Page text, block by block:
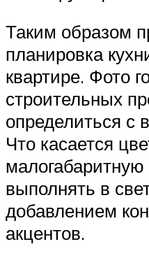
Таким образом
планировка
квартире. Фото
строительных
определиться с
Что касается
выполнять в
добавлением
акцентов.